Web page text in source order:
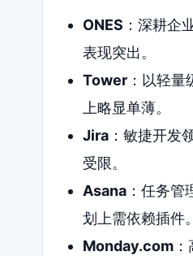
ONES ：深耕企
表现突出。
Tower：以轻量
上略显单薄。
Jira：敏捷开发
受限。
Asana：任务管
划上需依赖插件。
Monday.com：